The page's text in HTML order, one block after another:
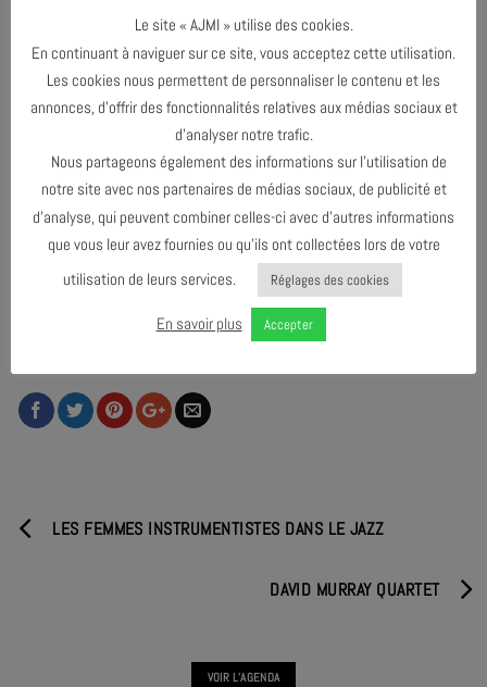
Site de Kamilya Jubran
Site Eric Brochard
CE CONCERT VOUS EST PROPOSÉ DANS LE CADRE DE
CURIOSITÉ(S) TERRE DE CULTURE 2025, EN
PARTENARIAT AVEC LA VILLE D’AVIGNON.
LES FEMMES INSTRUMENTISTES DANS LE JAZZ
DAVID MURRAY QUARTET
VOIR L'AGENDA
Le site « AJMI » utilise des cookies.
En continuant à naviguer sur ce site, vous acceptez cette utilisation.
Les cookies nous permettent de personnaliser le contenu et les
annonces, d’offrir des fonctionnalités relatives aux médias sociaux et
d’analyser notre trafic.
Nous partageons également des informations sur l’utilisation de
notre site avec nos partenaires de médias sociaux, de publicité et
d’analyse, qui peuvent combiner celles-ci avec d’autres informations
que vous leur avez fournies ou qu’ils ont collectées lors de votre
utilisation de leurs services.
Réglages des cookies
En savoir plus Accepter